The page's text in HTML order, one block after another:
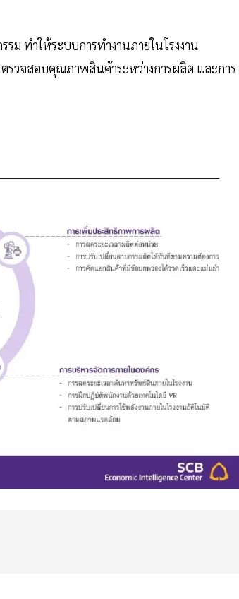
ม ทำให้ระบบการทำงานภายในโรงงาน
รวจสอบคุณภาพสินค้าระหว่างการผลิต และการ